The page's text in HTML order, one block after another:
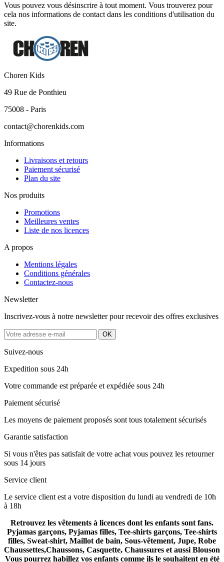
Vous pouvez vous désinscrire à tout moment. Vous trouverez pour
cela nos informations de contact dans les conditions d'utilisation du
site.
Choren Kids
49 Rue de Ponthieu
75008 - Paris
contact@chorenkids.com
Informations
Livraisons et retours
Paiement sécurisé
Plan du site
Nos produits
Promotions
Meilleures ventes
Liste de nos licences
A propos
Mentions légales
Conditions générales
Contactez-nous
Newsletter
Inscrivez-vous à notre newsletter pour recevoir des offres exclusives
Suivez-nous
Expedition sous 24h
Votre commande est préparée et expédiée sous 24h
Paiement sécurisé
Les moyens de paiement proposés sont tous totalement sécurisés
Garantie satisfaction
Si vous n'êtes pas satisfait de votre achat vous pouvez les retourner
sous 14 jours
Service client
Le service client est a votre disposition du lundi au vendredi de 10h
à 18h
Retrouvez les vêtements à licences dont les enfants sont fans.
Pyjamas garçons, Pyjamas filles, Tee-shirts garçons, Tee-shirts
filles, Sweat-shirt, Maillot de bain, Sous-vêtement, Jupe, Robe
Chaussettes,Chaussons, Casquette, Chaussures et aussi Blouson
Vous pourrez habillez vos enfants comme ils le souhaitent en été